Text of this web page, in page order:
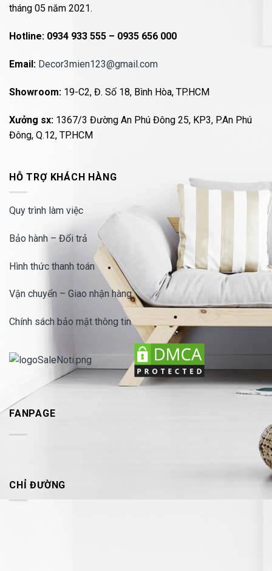
tháng 05 năm 2021.
Hotline: 0934 933 555 – 0935 656 000
Email: Decor3mien123@gmail.com
Showroom: 19-C2, Đ. Số 18, Bình Hòa, TP.HCM
Xưởng sx: 1367/3 Đường An Phú Đông 25, KP3, P.An Phú
Đông, Q.12, TP.HCM
HỖ TRỢ KHÁCH HÀNG
Quy trình làm việc
Bảo hành – Đổi trả
Hình thức thanh toán
Vận chuyển – Giao nhận hàng
Chính sách bảo mật thông tin
FANPAGE
CHỈ ĐƯỜNG